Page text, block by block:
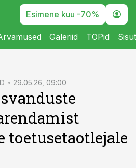
Esimene kuu -70%
Galeriid TOPid
29.05.26, 09:00
toetusetaotlejale